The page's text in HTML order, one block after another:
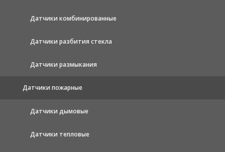
Датчики комбинированные
Датчики разбития стекла
Датчики размыкания
Датчики пожарные
Датчики дымовые
Датчики тепловые